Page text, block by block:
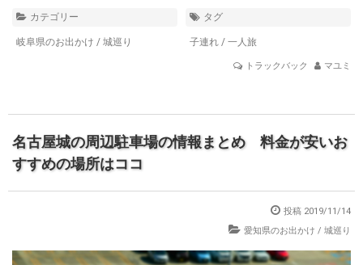
カテゴリー
岐阜県のお出かけ / 城巡り
タグ
子連れ / 一人旅
トラックバック マユミ
名古屋城の周辺駐車場の情報まとめ 料金が安いお
すすめの場所はココ
投稿 2019/11/14
愛知県のお出かけ / 城巡り